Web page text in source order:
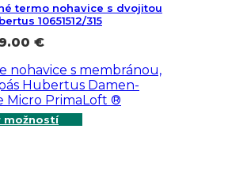
termo nohavice s dvojitou
10651512/315
€Price
129.00 €
through
139.00 €
možností